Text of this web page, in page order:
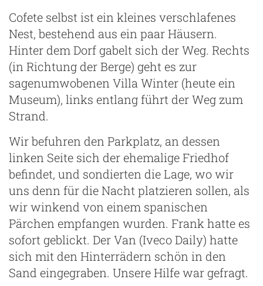
Cofete selbst ist ein kleines verschlafenes
Nest, bestehend aus ein paar Häusern.
Hinter dem Dorf gabelt sich der Weg. Rechts
(in Richtung der Berge) geht es zur
sagenumwobenen Villa Winter (heute ein
Museum), links entlang führt der Weg zum
Strand.
Wir befuhren den Parkplatz, an dessen
linken Seite sich der ehemalige Friedhof
befindet, und sondierten die Lage, wo wir
uns denn für die Nacht platzieren sollen, als
wir winkend von einem spanischen
Pärchen empfangen wurden. Frank hatte es
sofort geblickt. Der Van (Iveco Daily) hatte
sich mit den Hinterrädern schön in den
Sand eingegraben. Unsere Hilfe war gefragt.